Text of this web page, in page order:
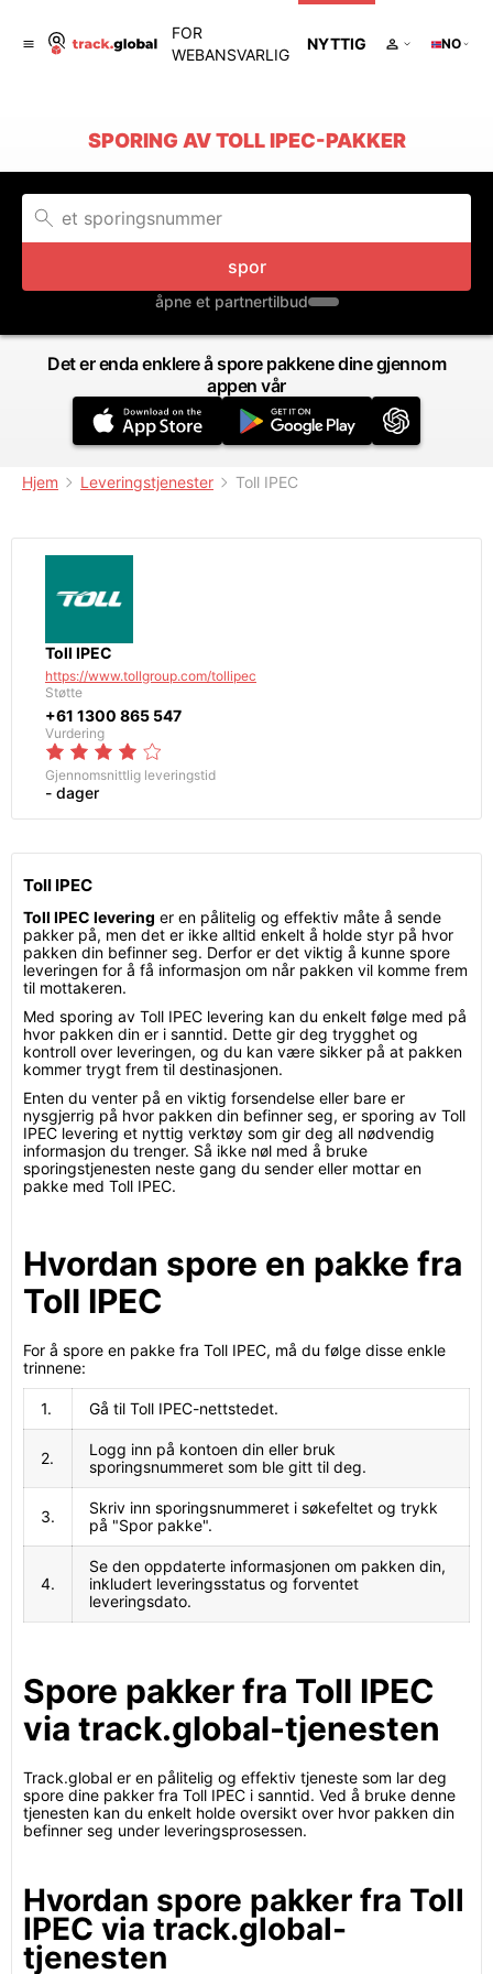
FOR
WEBANSVARLIG
NYTTIG NO
SPORING AV TOLL IPEC-PAKKER
spor
åpne et partnertilbud
Det er enda enklere å spore pakkene dine gjennom
appen vår
Hjem Leveringstjenester Toll IPEC
Toll IPEC
https://www.tollgroup.com/tollipec
Støtte
+61 1300 865 547
Vurdering
Gjennomsnittlig leveringstid
- dager
Toll IPEC
Toll IPEC levering er en pålitelig og effektiv måte å sende
pakker på, men det er ikke alltid enkelt å holde styr på hvor
pakken din befinner seg. Derfor er det viktig å kunne spore
leveringen for å få informasjon om når pakken vil komme frem
til mottakeren.
Med sporing av Toll IPEC levering kan du enkelt følge med på
hvor pakken din er i sanntid. Dette gir deg trygghet og
kontroll over leveringen, og du kan være sikker på at pakken
kommer trygt frem til destinasjonen.
Enten du venter på en viktig forsendelse eller bare er
nysgjerrig på hvor pakken din befinner seg, er sporing av Toll
IPEC levering et nyttig verktøy som gir deg all nødvendig
informasjon du trenger. Så ikke nøl med å bruke
sporingstjenesten neste gang du sender eller mottar en
pakke med Toll IPEC.
Hvordan spore en pakke fra
Toll IPEC
For å spore en pakke fra Toll IPEC, må du følge disse enkle
trinnene:
1. Gå til Toll IPEC-nettstedet.
2.
Logg inn på kontoen din eller bruk
sporingsnummeret som ble gitt til deg.
3.
Skriv inn sporingsnummeret i søkefeltet og trykk
på "Spor pakke".
4.
Se den oppdaterte informasjonen om pakken din,
inkludert leveringsstatus og forventet
leveringsdato.
Spore pakker fra Toll IPEC
via track.global-tjenesten
Track.global er en pålitelig og effektiv tjeneste som lar deg
spore dine pakker fra Toll IPEC i sanntid. Ved å bruke denne
tjenesten kan du enkelt holde oversikt over hvor pakken din
befinner seg under leveringsprosessen.
Hvordan spore pakker fra Toll
IPEC via track.global-
tjenesten